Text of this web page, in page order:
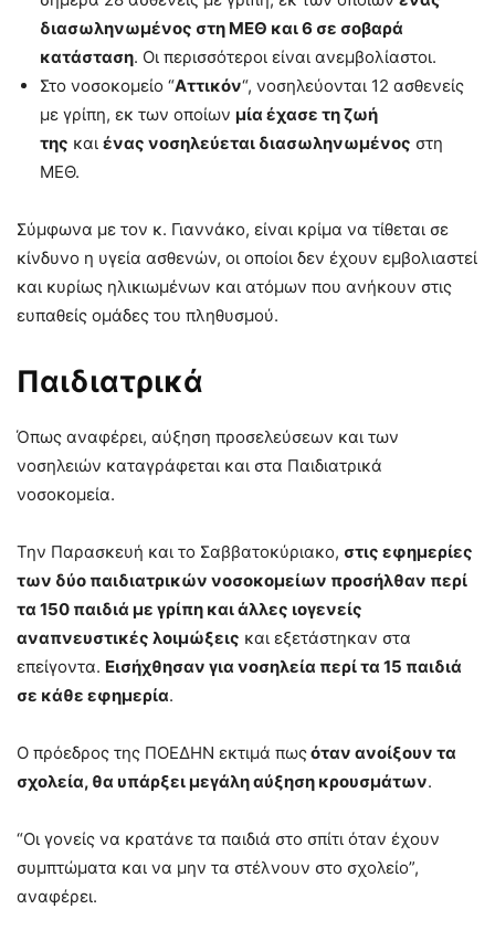
διασωληνωμένος στη ΜΕΘ και 6 σε σοβαρά
κατάσταση. Οι περισσότεροι είναι ανεμβολίαστοι.
Στο νοσοκομείο “Αττικόν“, νοσηλεύονται 12 ασθενείς
με γρίπη, εκ των οποίων μία έχασε τη ζωή
της και ένας νοσηλεύεται διασωληνωμένος στη
ΜΕΘ.
Σύμφωνα με τον κ. Γιαννάκο, είναι κρίμα να τίθεται σε
κίνδυνο η υγεία ασθενών, οι οποίοι δεν έχουν εμβολιαστεί
και κυρίως ηλικιωμένων και ατόμων που ανήκουν στις
ευπαθείς ομάδες του πληθυσμού.
Παιδιατρικά
Όπως αναφέρει, αύξηση προσελεύσεων και των
νοσηλειών καταγράφεται και στα Παιδιατρικά
νοσοκομεία.
Την Παρασκευή και το Σαββατοκύριακο, στις εφημερίες
των δύο παιδιατρικών νοσοκομείων προσήλθαν περί
τα 150 παιδιά με γρίπη και άλλες ιογενείς
αναπνευστικές λοιμώξεις και εξετάστηκαν στα
επείγοντα. Εισήχθησαν για νοσηλεία περί τα 15 παιδιά
σε κάθε εφημερία.
Ο πρόεδρος της ΠΟΕΔΗΝ εκτιμά πωςόταν ανοίξουν τα
σχολεία, θα υπάρξει μεγάλη αύξηση κρουσμάτων.
“Οι γονείς να κρατάνε τα παιδιά στο σπίτι όταν έχουν
συμπτώματα και να μην τα στέλνουν στο σχολείο”,
αναφέρει.